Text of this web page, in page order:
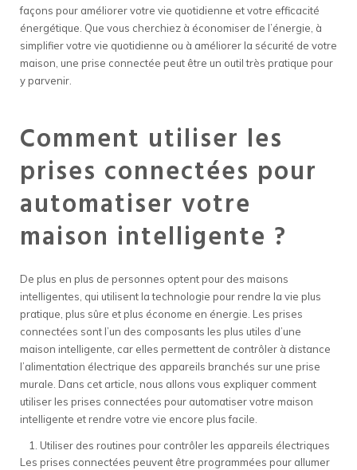
façons pour améliorer votre vie quotidienne et votre efficacité
énergétique. Que vous cherchiez à économiser de l’énergie, à
simplifier votre vie quotidienne ou à améliorer la sécurité de votre
maison, une prise connectée peut être un outil très pratique pour
y parvenir.
Comment utiliser les
prises connectées pour
automatiser votre
maison intelligente ?
De plus en plus de personnes optent pour des maisons
intelligentes, qui utilisent la technologie pour rendre la vie plus
pratique, plus sûre et plus économe en énergie. Les prises
connectées sont l’un des composants les plus utiles d’une
maison intelligente, car elles permettent de contrôler à distance
l’alimentation électrique des appareils branchés sur une prise
murale. Dans cet article, nous allons vous expliquer comment
utiliser les prises connectées pour automatiser votre maison
intelligente et rendre votre vie encore plus facile.
Utiliser des routines pour contrôler les appareils électriques
Les prises connectées peuvent être programmées pour allumer